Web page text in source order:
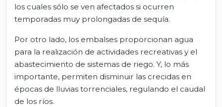
los cuales sólo se ven afectados si ocurren
temporadas muy prolongadas de sequía.
Por otro lado, los embalses proporcionan agua
para la realización de actividades recreativas y el
abastecimiento de sistemas de riego. Y, lo más
importante, permiten disminuir las crecidas en
épocas de lluvias torrenciales, regulando el caudal
de los ríos.